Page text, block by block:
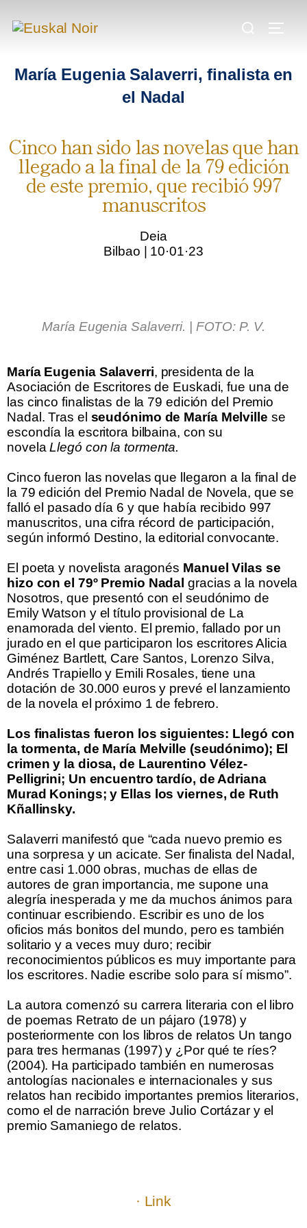
María Eugenia Salaverri, finalista en
el Nadal
Cinco han sido las novelas que han
llegado a la final de la 79 edición
de este premio, que recibió 997
manuscritos
Deia
Bilbao
10·01·23
María Eugenia Salaverri. | FOTO: P. V.
María Eugenia Salaverri, presidenta de la
Asociación de Escritores de Euskadi, fue una de
las cinco finalistas de la 79 edición del Premio
Nadal. Tras el seudónimo de María Melville se
escondía la escritora bilbaina, con su
novela Llegó con la tormenta.
Cinco fueron las novelas que llegaron a la final de
la 79 edición del Premio Nadal de Novela, que se
falló el pasado día 6 y que había recibido 997
manuscritos, una cifra récord de participación,
según informó Destino, la editorial convocante.
El poeta y novelista aragonés Manuel Vilas se
hizo con el 79º Premio Nadalgracias a la novela
Nosotros, que presentó con el seudónimo de
Emily Watson y el título provisional de La
enamorada del viento. El premio, fallado por un
jurado en el que participaron los escritores Alicia
Giménez Bartlett, Care Santos, Lorenzo Silva,
Andrés Trapiello y Emili Rosales, tiene una
dotación de 30.000 euros y prevé el lanzamiento
de la novela el próximo 1 de febrero.
Los finalistas fueron los siguientes: Llegó con
la tormenta, de María Melville (seudónimo); El
crimen y la diosa, de Laurentino Vélez-
Pelligrini; Un encuentro tardío, de Adriana
Murad Konings; y Ellas los viernes, de Ruth
Kñallinsky.
Salaverri manifestó que “cada nuevo premio es
una sorpresa y un acicate. Ser finalista del Nadal,
entre casi 1.000 obras, muchas de ellas de
autores de gran importancia, me supone una
alegría inesperada y me da muchos ánimos para
continuar escribiendo. Escribir es uno de los
oficios más bonitos del mundo, pero es también
solitario y a veces muy duro; recibir
reconocimientos públicos es muy importante para
los escritores. Nadie escribe solo para sí mismo”.
La autora comenzó su carrera literaria con el libro
de poemas Retrato de un pájaro (1978) y
posteriormente con los libros de relatos Un tango
para tres hermanas (1997) y ¿Por qué te ríes?
(2004). Ha participado también en numerosas
antologías nacionales e internacionales y sus
relatos han recibido importantes premios literarios,
como el de narración breve Julio Cortázar y el
premio Samaniego de relatos.
· Link